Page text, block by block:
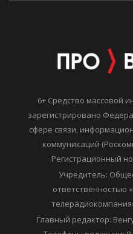
6+ Средство массовой
зарегистрировано
сфере связи,
коммуникаций
Регистрационный
Учредитель:
ответственностью